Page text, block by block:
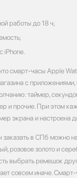
работы до 18 ч;
iPhone.
смарт-часы Apple
с
таймер,
и прочие. При этом
экрана и настроена
заказать в СПб можно
розовое золото и
выбрать ремешок
совсем иначе.